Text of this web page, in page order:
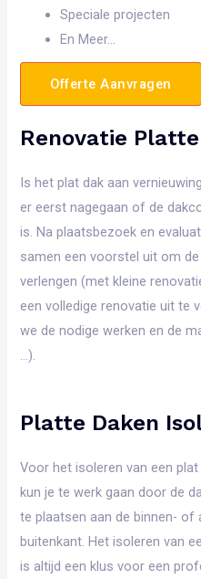
Speciale projecten
En Meer…
Offerte Aanvragen
Renovatie
Is het plat dak aan
er eerst nagegaan of de
is. Na plaatsbezoek en
samen een voorstel uit om
verlengen (met kleine
een volledige renovatie uit te
we de nodige werken en de
…).
Platte Daken
Voor het isoleren van een plat
kun je te werk gaan door de
te plaatsen aan de binnen- of
buitenkant. Het isoleren van
is altijd een klus voor een